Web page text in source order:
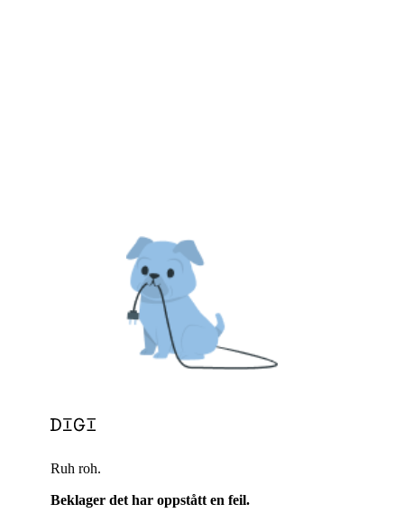
Ruh roh.
Beklager det har oppstått en feil.